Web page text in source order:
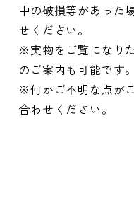
中の破損等があった
せください。
※実物をご覧になり
のご案内も可能です
※何かご不明な点が
合わせください。